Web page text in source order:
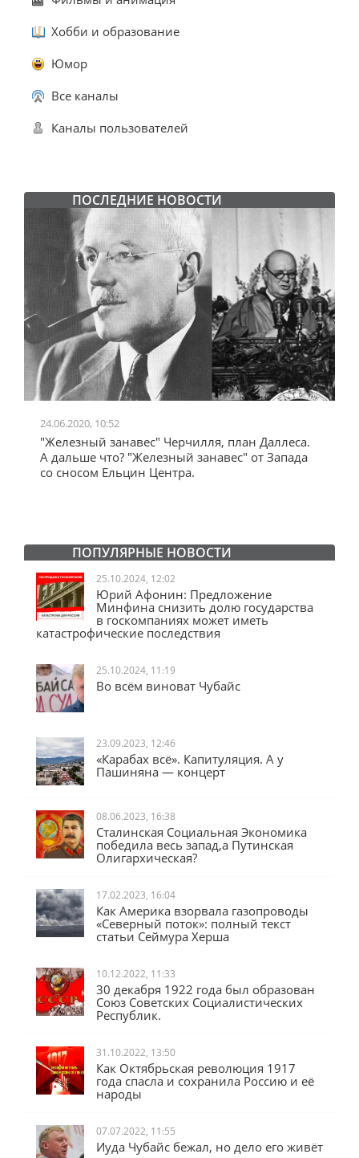
Хобби и образование
Юмор
Все каналы
Каналы пользователей
ПОСЛЕДНИЕ НОВОСТИ
24.06.2020, 10:52
"Железный занавес" Черчилля, план Даллеса.
А дальше что? "Железный занавес" от Запада
со сносом Ельцин Центра.
ПОПУЛЯРНЫЕ НОВОСТИ
25.10.2024, 12:02
Юрий Афонин: Предложение
Минфина снизить долю государства
в госкомпаниях может иметь
катастрофические последствия
25.10.2024, 11:19
Во всём виноват Чубайс
23.09.2023, 12:46
«Карабах всё». Капитуляция. А у
Пашиняна — концерт
08.06.2023, 16:38
Сталинская Социальная Экономика
победила весь запад,а Путинская
Олигархическая?
17.02.2023, 16:04
Как Америка взорвала газопроводы
«Северный поток»: полный текст
статьи Сеймура Херша
10.12.2022, 11:33
30 декабря 1922 года был образован
Союз Советских Социалистических
Республик.
31.10.2022, 13:50
Как Октябрьская революция 1917
года спасла и сохранила Россию и её
народы
07.07.2022, 11:55
Иуда Чубайс бежал, но дело его живёт